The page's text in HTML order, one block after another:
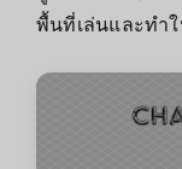
พื้นที่เล่นและทำ